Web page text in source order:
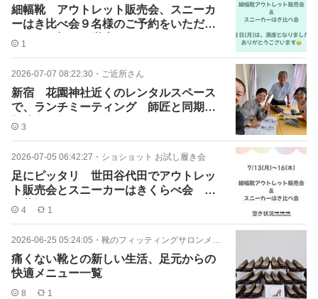
細幅靴 アウトレット販売会、スニーカ
ーはき比べ会９名様のご予約をいただき
ました。初日は満席です。
1
2026-07-07 08:22:30 ・ ご近所さん
新宿 花園神社近くのレンタルスペース
で、ランチミーティング 師匠と同期と
勉強会に行ってきました。
3
2026-07-05 06:42:27 ・ ショショット お試し履き会
足にピッタリ 世田谷代田でアウトレッ
ト販売会とスニーカーはきくらべ会 空
き状況です。
4 1
2026-06-25 05:24:05 ・ 靴のフィッティングサロンメニュー
痛くない靴との新しい生活、足元からの
快適メニュー一覧
8 1